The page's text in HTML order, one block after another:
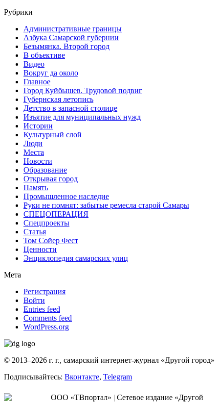
Рубрики
Административные границы
Азбука Самарской губернии
Безымянка. Второй город
В объективе
Видео
Вокруг да около
Главное
Город Куйбышев. Трудовой подвиг
Губернская летопись
Детство в запасной столице
Изъятие для муниципальных нужд
Истории
Культурный слой
Люди
Места
Новости
Образование
Открывая город
Память
Промышленное наследие
Руки не помнят: забытые ремесла старой Самары
СПЕЦОПЕРАЦИЯ
Спецпроекты
Статья
Том Сойер Фест
Ценности
Энциклопедия самарских улиц
Мета
Регистрация
Войти
Entries feed
Comments feed
WordPress.org
© 2013–2026 г. г., самарский интернет-журнал «Другой город»
Подписывайтесь: Вконтакте, Telegram
ООО «ТВпортал» | Сетевое издание «Другой